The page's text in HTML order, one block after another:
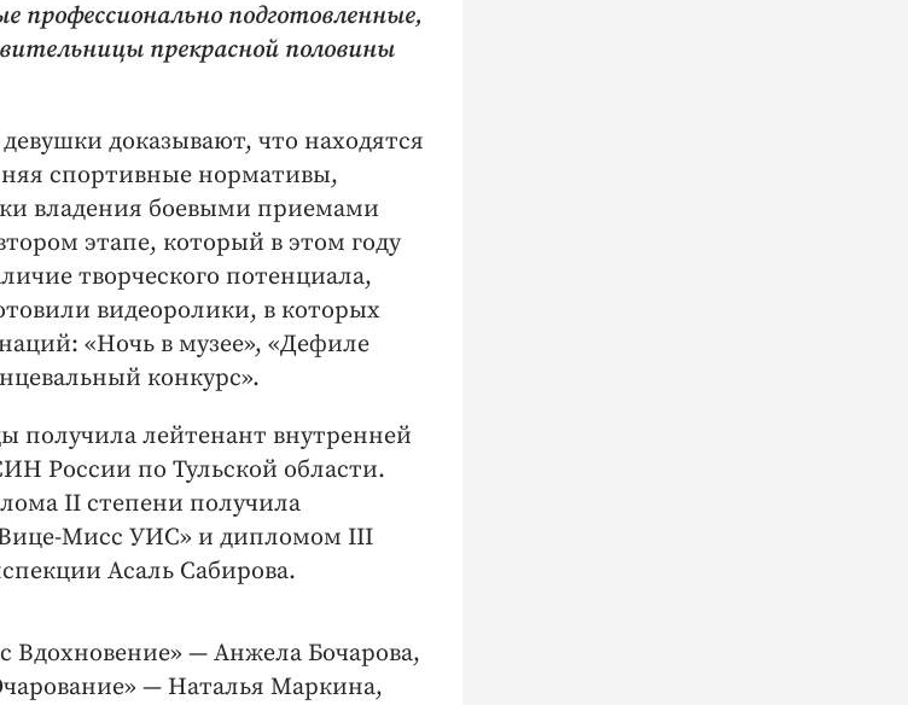
профессионально подготовленные,
прекрасной половины
доказывают, что находятся
спортивные нормативы,
владения боевыми приемами
этапе, который в этом году
творческого потенциала,
видеоролики, в которых
«Ночь в музее», «Дефиле
конкурс».
получила лейтенант внутренней
России по Тульской области.
II степени получила
Вице-Мисс УИС» и дипломом III
Асаль Сабирова.
Вдохновение» — Анжела Бочарова,
— Наталья Маркина,